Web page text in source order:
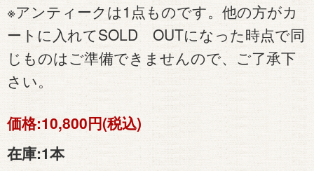
※アンティークは1点ものです。他の方がカ
ートに入れてSOLD OUTになった時点で同
じものはご準備できませんので、ご了承下
さい。
価格:10,800円(税込)
在庫:1本